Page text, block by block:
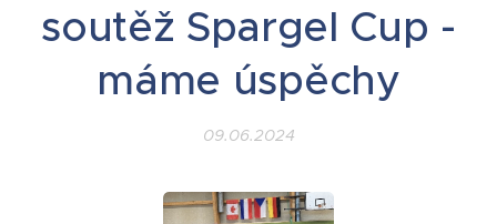
soutěž Spargel Cup -
máme úspěchy
09.06.2024